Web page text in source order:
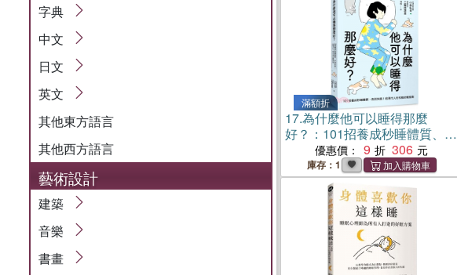
字典
中文
日文
英文
其他東方語言
其他西方語言
藝術設計
建築
音樂
書畫
滿額折
17.為什麼他可以睡得那麼
好？：101招養成秒睡體質、告
別失眠！給現代人的究極好睡
指南
優惠價： 9 306
庫存：1